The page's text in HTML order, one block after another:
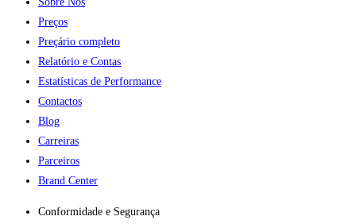
Preços
Preçário completo
Relatório e Contas
Estatísticas de Performance
Contactos
Blog
Carreiras
Parceiros
Brand Center
Conformidade e Segurança